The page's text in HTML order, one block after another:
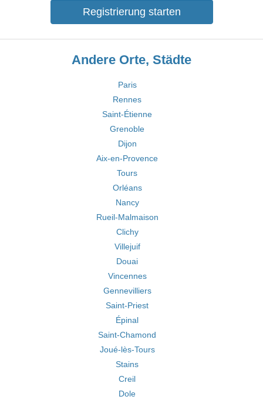
Registrierung starten
Andere Orte, Städte
Paris
Rennes
Saint-Étienne
Grenoble
Dijon
Aix-en-Provence
Tours
Orléans
Nancy
Rueil-Malmaison
Clichy
Villejuif
Douai
Vincennes
Gennevilliers
Saint-Priest
Épinal
Saint-Chamond
Joué-lès-Tours
Stains
Creil
Dole